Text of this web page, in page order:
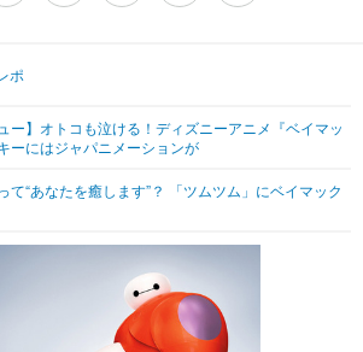
映画・ドラマ
その他
法
ポ
ー】オトコも泣ける！ディズニーアニメ『ベイマッ
ーにはジャパニメーションが
て“あなたを癒します”？ 「ツムツム」にベイマック